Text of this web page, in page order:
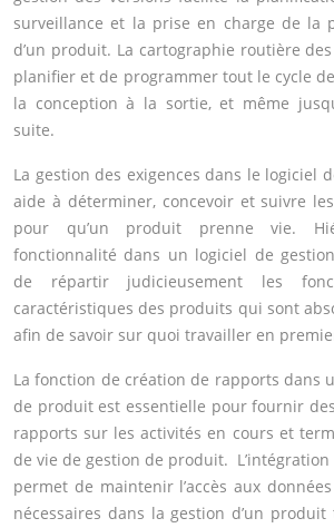
surveillance et la prise en charge de la
d’un produit. La cartographie routière
planifier et de programmer tout le cycle
la conception à la sortie, et même
suite.
La gestion des exigences dans le logiciel
aide à déterminer, concevoir et suivre
pour qu’un produit prenne vie.
fonctionnalité dans un logiciel de
de répartir judicieusement les
caractéristiques des produits qui sont
afin de savoir sur quoi travailler en
La fonction de création de rapports dans
de produit est essentielle pour fournir
rapports sur les activités en cours et
de vie de gestion de produit.
permet de maintenir l’accès aux
nécessaires dans la gestion d’un